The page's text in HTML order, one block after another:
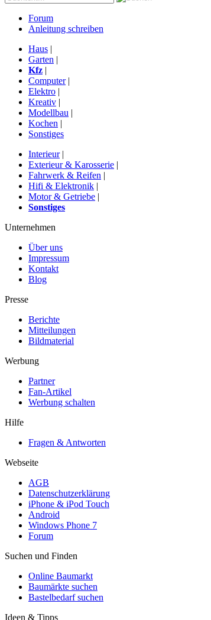
Forum
Anleitung schreiben
Haus |
Garten |
Kfz |
Computer|
Elektro |
Kreativ |
Modellbau |
Kochen |
Sonstiges
Interieur|
Exterieur & Karosserie |
Fahrwerk & Reifen |
Hifi & Elektronik |
Motor & Getriebe |
Sonstiges
Unternehmen
Über uns
Impressum
Kontakt
Blog
Presse
Berichte
Mitteilungen
Bildmaterial
Werbung
Partner
Fan-Artikel
Werbung schalten
Hilfe
Fragen & Antworten
Webseite
AGB
Datenschutzerklärung
iPhone & iPod Touch
Android
Windows Phone 7
Forum
Suchen und Finden
Online Baumarkt
Baumärkte suchen
Bastelbedarf suchen
Ideen & Tipps